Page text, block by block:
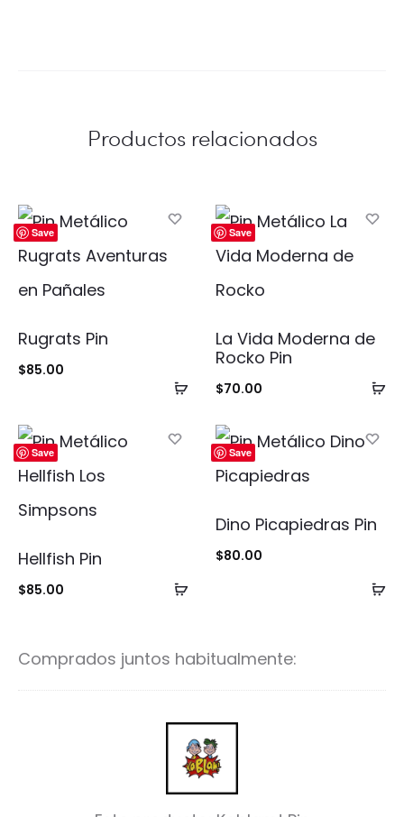
Productos relacionados
Save
Añadir
carrito
Rugrats Pin
$85.00
Save
La Vida Moderna de
Rocko Pin
$70.00
Save
Añadir
Hellfish Pin
$85.00
Save
Dino Picapiedras Pin
$80.00
Comprados juntos habitualmente:
K
a
b